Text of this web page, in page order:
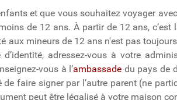
et que vous souhaitez voyager
de 12 ans. À partir de 12 ans,
aux mineurs de 12 ans n'est pas
adressez-vous à votre
vous à l’ambassade du pays de
faire signer par l’autre parent (ne
peut être légalisé à votre maison